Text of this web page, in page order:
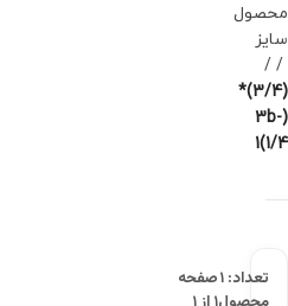
محصول
سایز
/
(3/4)*
(3b-
1(1/4
تعداد: ۱صفحه